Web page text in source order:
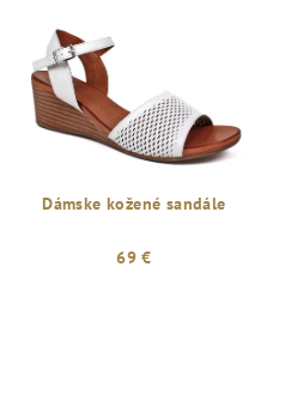
Dámske kožené sandále
69 €